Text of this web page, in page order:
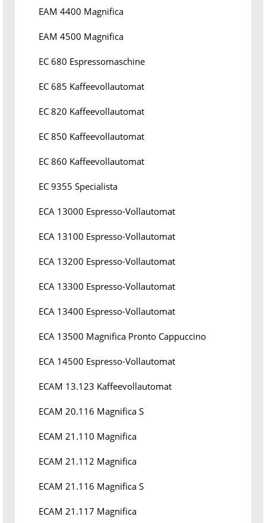
EAM 4400 Magnifica
EAM 4500 Magnifica
EC 680 Espressomaschine
EC 685 Kaffeevollautomat
EC 820 Kaffeevollautomat
EC 850 Kaffeevollautomat
EC 860 Kaffeevollautomat
EC 9355 Specialista
ECA 13000 Espresso-Vollautomat
ECA 13100 Espresso-Vollautomat
ECA 13200 Espresso-Vollautomat
ECA 13300 Espresso-Vollautomat
ECA 13400 Espresso-Vollautomat
ECA 13500 Magnifica Pronto Cappuccino
ECA 14500 Espresso-Vollautomat
ECAM 13.123 Kaffeevollautomat
ECAM 20.116 Magnifica S
ECAM 21.110 Magnifica
ECAM 21.112 Magnifica
ECAM 21.116 Magnifica S
ECAM 21.117 Magnifica